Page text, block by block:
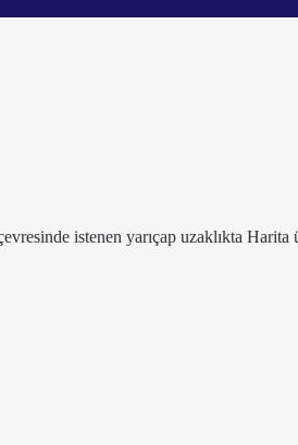
istenen yarıçap uzaklıkta